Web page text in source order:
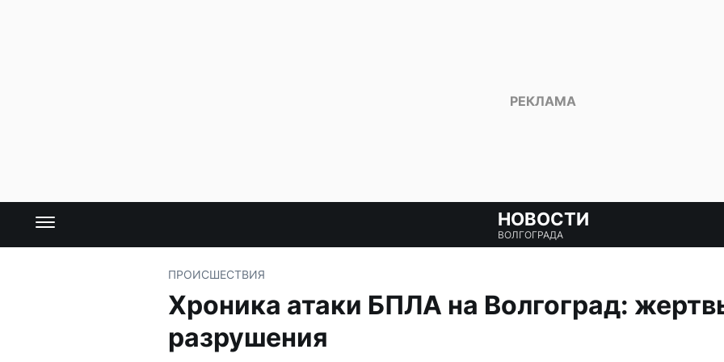
НОВОСТИ
ВОЛГОГРАДА
ПРОИСШЕСТВИЯ
Хроника атаки БПЛА на Волгоград:
разрушения